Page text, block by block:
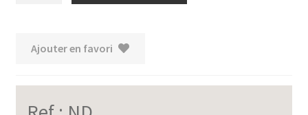
Ajouter en favori